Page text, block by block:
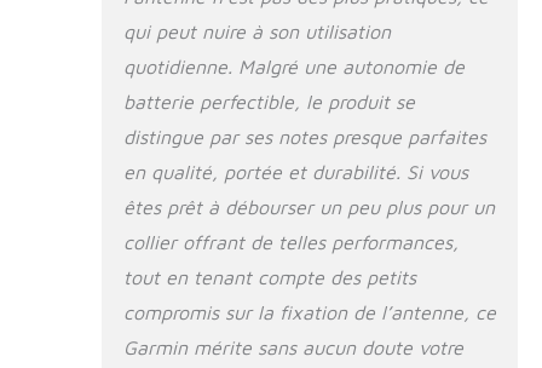
qui peut nuire à son utilisation
quotidienne. Malgré une autonomie de
batterie perfectible, le produit se
distingue par ses notes presque parfaites
en qualité, portée et durabilité. Si vous
êtes prêt à débourser un peu plus pour un
collier offrant de telles performances,
tout en tenant compte des petits
compromis sur la fixation de l’antenne, ce
Garmin mérite sans aucun doute votre